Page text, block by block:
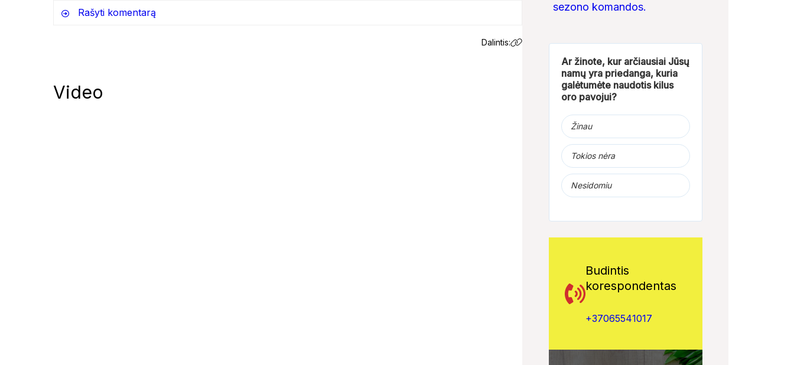
Rašyti komentarą
Dalintis:
Video
sezono komandos.
Ar žinote, kur arčiausiai Jūsų
namų yra priedanga, kuria
galėtumėte naudotis kilus
oro pavojui?
Žinau
Tokios nėra
Nesidomiu
Budintis
korespondentas
+37065541017